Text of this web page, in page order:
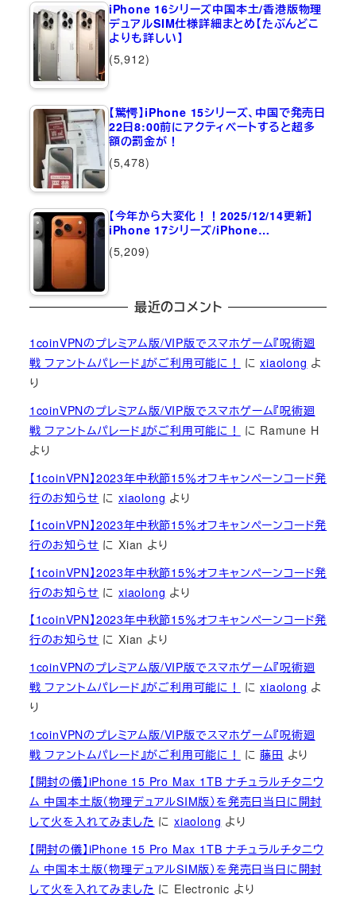
iPhone 16シリーズ中国本土/香港版物理
デュアルSIM仕様詳細まとめ【たぶんどこ
よりも詳しい】
(5,912)
【驚愕】iPhone 15シリーズ、中国で発売日
22日8:00前にアクティベートすると超多
額の罰金が！
(5,478)
【今年から大変化！！2025/12/14更新】
iPhone 17シリーズ/iPhone…
(5,209)
最近のコメント
1coinVPNのプレミアム版/VIP版でスマホゲーム『呪術廻
戦 ファントムパレード』がご利用可能に！
にxiaolong よ
り
1coinVPNのプレミアム版/VIP版でスマホゲーム『呪術廻
戦 ファントムパレード』がご利用可能に！
に Ramune H
より
【1coinVPN】2023年中秋節15％オフキャンペーンコード発
行のお知らせ にxiaolong より
【1coinVPN】2023年中秋節15％オフキャンペーンコード発
行のお知らせ にXian より
【1coinVPN】2023年中秋節15％オフキャンペーンコード発
行のお知らせ にxiaolong より
【1coinVPN】2023年中秋節15％オフキャンペーンコード発
行のお知らせ にXian より
1coinVPNのプレミアム版/VIP版でスマホゲーム『呪術廻
戦 ファントムパレード』がご利用可能に！
にxiaolong よ
り
1coinVPNのプレミアム版/VIP版でスマホゲーム『呪術廻
戦 ファントムパレード』がご利用可能に！
に藤田 より
【開封の儀】iPhone 15 Pro Max 1TB ナチュラルチタニウ
ム 中国本土版（物理デュアルSIM版）を発売日当日に開封
して火を入れてみました にxiaolong より
【開封の儀】iPhone 15 Pro Max 1TB ナチュラルチタニウ
ム 中国本土版（物理デュアルSIM版）を発売日当日に開封
して火を入れてみました に Electronic より